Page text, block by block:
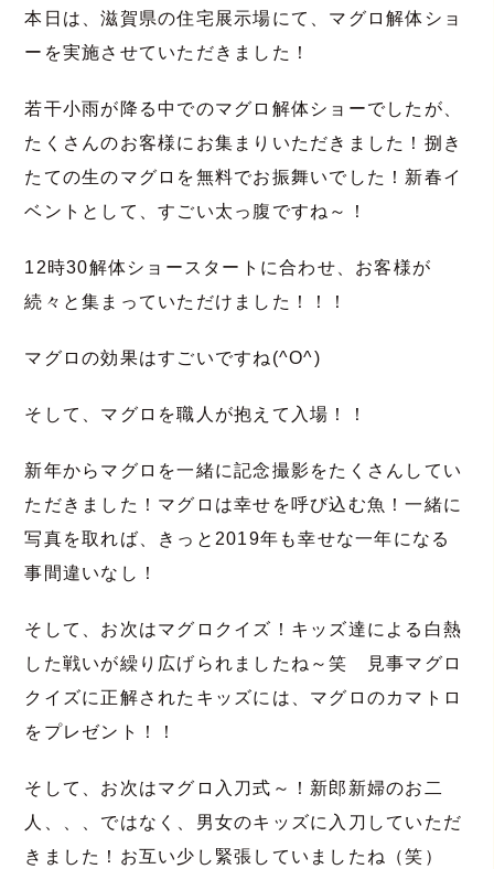
本日は、滋賀県の住宅展示場にて、マグロ解体ショ
ーを実施させていただきました！
若干小雨が降る中でのマグロ解体ショーでしたが、
たくさんのお客様にお集まりいただきました！捌き
たての生のマグロを無料でお振舞いでした！新春イ
ベントとして、すごい太っ腹ですね～！
12時30解体ショースタートに合わせ、お客様が
続々と集まっていただけました！！！
マグロの効果はすごいですね(^O^)
そして、マグロを職人が抱えて入場！！
新年からマグロを一緒に記念撮影をたくさんしてい
ただきました！マグロは幸せを呼び込む魚！一緒に
写真を取れば、きっと2019年も幸せな一年になる
事間違いなし！
そして、お次はマグロクイズ！キッズ達による白熱
した戦いが繰り広げられましたね～笑 見事マグロ
クイズに正解されたキッズには、マグロのカマトロ
をプレゼント！！
そして、お次はマグロ入刀式～！新郎新婦のお二
人、、、ではなく、男女のキッズに入刀していただ
きました！お互い少し緊張していましたね（笑）